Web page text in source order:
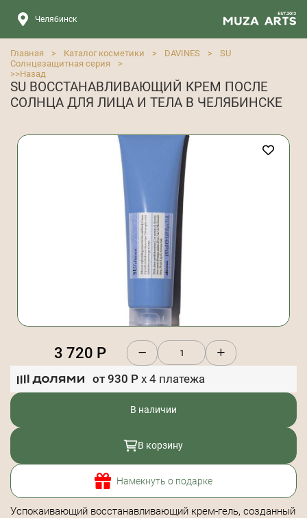
Челябинск
Главная > Каталог косметики > DAVINES >
SU
Солнцезащитная серия
>
>>Назад
SU ВОССТАНАВЛИВАЮЩИЙ КРЕМ ПОСЛЕ
СОЛНЦА ДЛЯ ЛИЦА И ТЕЛА В ЧЕЛЯБИНСКЕ
3 720 Р
от 930 Р x 4 платежа
В наличии
В корзину
Намекнуть о подарке
Успокаивающий восстанавливающий крем-гель, созданный